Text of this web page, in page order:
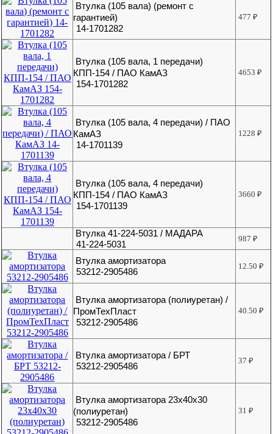
Втулка (105 вала) (ремонт с
гарантией)
14-1701282
477₽
Втулка (105 вала, 1 передачи)
КПП-154 / ПАО КамАЗ
154-1701282
4653₽
Втулка (105 вала, 4 передачи) / ПАО
КамАЗ
14-1701139
1228₽
Втулка (105 вала, 4 передачи)
КПП-154 / ПАО КамАЗ
154-1701139
3660₽
Втулка 41-224-5031 / МАДАРА
41-224-5031
987₽
Втулка амортизатора
53212-2905486
12.50₽
Втулка амортизатора (полиуретан) /
ПромТехПласт
53212-2905486
40.50₽
Втулка амортизатора / БРТ
53212-2905486
37₽
Втулка амортизатора 23х40х30
(полиуретан)
53212-2905486
31₽